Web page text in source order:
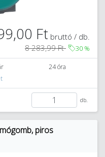
Ft bruttó / db.
8 283,99 Ft
30 %
24 óra
db.
piros